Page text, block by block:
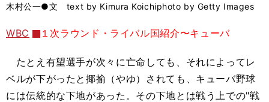
バ
木村公一●文 text by Kimura Koichiphoto by Getty Images
WBC １次ラウンド・ライバル国紹介〜キューバ
たとえ有望選手が次々に亡命しても、それによってレ
ベルが下がったと揶揄（やゆ）されても、キューバ野球
には伝統的な下地があった。その下地とは戦う上での"戦